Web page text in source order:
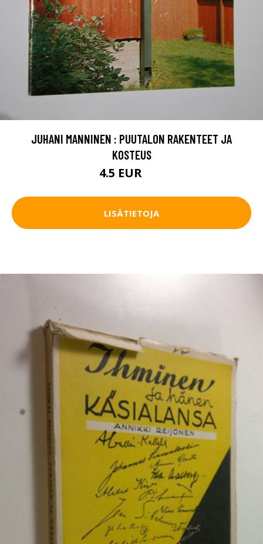
JUHANI MANNINEN : PUUTALON RAKENTEET JA
KOSTEUS
4.5 EUR
LISÄTIETOJA